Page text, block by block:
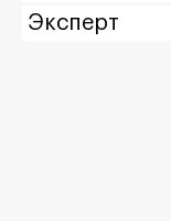
Эксперт